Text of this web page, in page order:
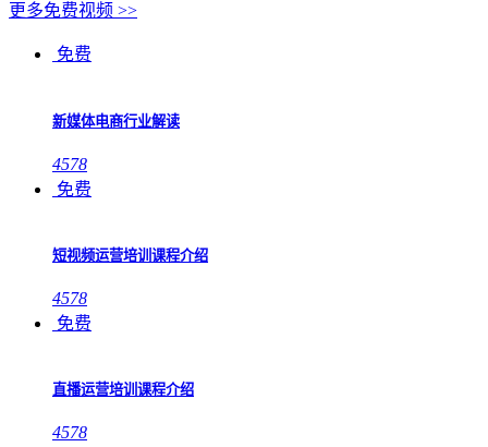
更多免费视频 >>
免费
新媒体电商行业解读
4578
免费
短视频运营培训课程介绍
4578
免费
直播运营培训课程介绍
4578